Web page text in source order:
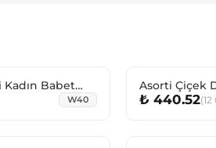
Babet
W40
Asorti Çiçek
Çorabı
₺ 440.52(12